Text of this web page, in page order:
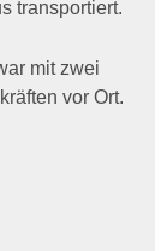
transportiert.
mit zwei
vor Ort.